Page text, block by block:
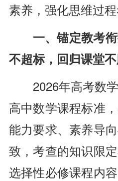
素养，强化思维过程
一、锚定教考
不超标，回归课堂
2026年高考数
高中数学课程标准
能力要求、素养导
致，考查的知识限
选择性必修课程内